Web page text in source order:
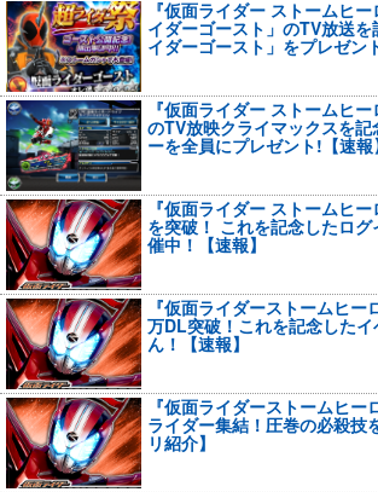
『仮面ライダー ストームヒ
イダーゴースト」のTV放送
イダーゴースト」をプレゼン
『仮面ライダー ストームヒ
のTV放映クライマックスを
ーを全員にプレゼント!【速報
『仮面ライダー ストームヒ
を突破！ これを記念したロ
催中！【速報】
『仮面ライダーストームヒ
万DL突破！これを記念した
ん！【速報】
『仮面ライダーストームヒー
ライダー集結！圧巻の必殺技
リ紹介】